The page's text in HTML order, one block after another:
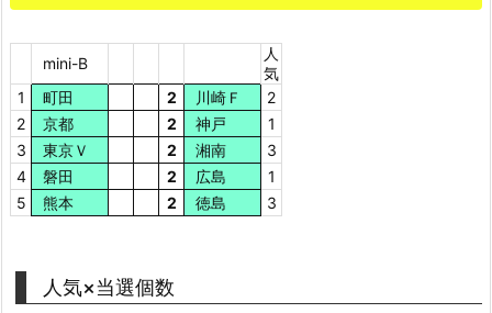
mini-B
人
気
1
町田 2 川崎Ｆ
2
2
京都 2 神戸
1
3
東京Ｖ 2 湘南
3
4
磐田 2 広島
1
5
熊本 2 徳島 3
人気×当選個数